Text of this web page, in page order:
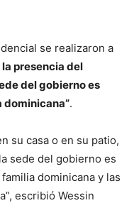
se realizaron a
presencia del
del gobierno es
dominicana”.
su casa o en su patio,
sede del gobierno es
dominicana y las
escribió Wessin